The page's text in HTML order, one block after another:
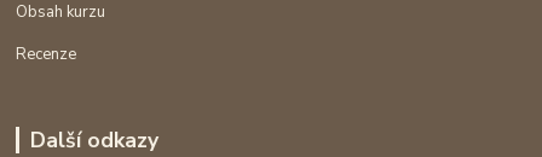
Obsah kurzu
Recenze
Další odkazy